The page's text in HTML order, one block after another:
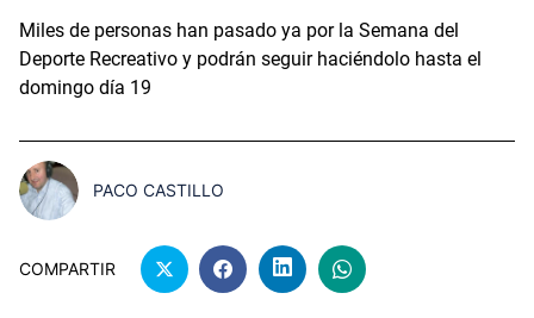
Miles de personas han pasado ya por la Semana del
Deporte Recreativo y podrán seguir haciéndolo hasta el
domingo día 19
PACO CASTILLO
COMPARTIR